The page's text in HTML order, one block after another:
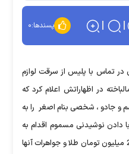
پسندها:۰
در تماس با پلیس از سرقت لوازم
در اظهاراتش اعلام کرد که
جادو ، شخصی بنام اصغر را به
نوشیدنی مسموم اقدام به
بیهوش کردن آنها و در ادامه سرقت 20 میلیون تومان طلا و جواهرات آنها